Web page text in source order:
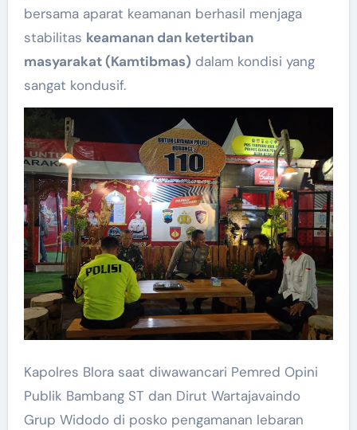
bersama aparat keamanan berhasil menjaga
stabilitas keamanan dan ketertiban
masyarakat (Kamtibmas) dalam kondisi yang
sangat kondusif.
Kapolres Blora saat diwawancari Pemred Opini
Publik Bambang ST dan Dirut Wartajavaindo
Grup Widodo di posko pengamanan lebaran